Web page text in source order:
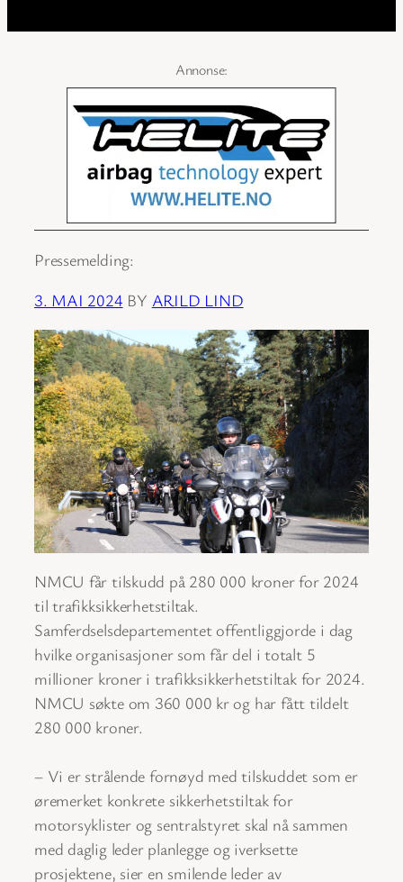
Pressemelding:
3. MAI 2024 BY ARILD LIND
NMCU får tilskudd på 280 000 kroner for 2024
til trafikksikkerhetstiltak.
Samferdselsdepartementet offentliggjorde i dag
hvilke organisasjoner som får del i totalt 5
millioner kroner i trafikksikkerhetstiltak for 2024.
NMCU søkte om 360 000 kr og har fått tildelt
280 000 kroner.
– Vi er strålende fornøyd med tilskuddet som er
øremerket konkrete sikkerhetstiltak for
motorsyklister og sentralstyret skal nå sammen
med daglig leder planlegge og iverksette
prosjektene, sier en smilende leder av